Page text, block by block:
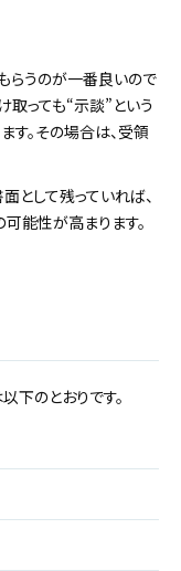
らうのが一番良いので
取っても“示談”という
。その場合は、受領
として残っていれば、
能性が高まります。
下のとおりです。